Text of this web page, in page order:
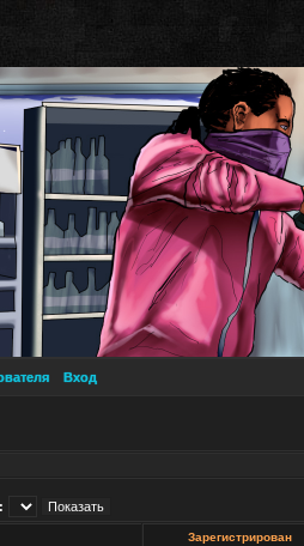
Вход
Зарегистрирован